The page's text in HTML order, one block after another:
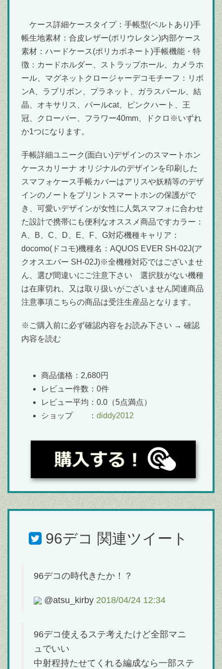
ケース詳細ケースタイプ：手帳型(ベルトあり)手
帳生地素材：合皮レザー(ポリウレタン)内部ケース
素材：ハードケース(ポリカボネート)手帳機能・特
徴：カードホルダー、ストラップホール、カメラホ
ール、マグネットクロージャーデコモチーフ：リボ
ンA、ラブリボン、プラネット、ガラスパール、結
晶、オキサリス、パールcat、ピンクハート、王
冠、クローバー、フラワー40mm、ドクロ※いずれ
か1つになります。
手帳詳細ユニーク(面白い)デザインのスマートホン
ケースカリーナ オリジナルのデザインを印刷した
スマフォケース手帳カバーはアリスや妖精等のデザ
インのノートをプリントスマートホンの保護がで
き、可愛いデザインが女性に人気スマフォに合わせ
た設計で携帯にも便利なオススメ商品ですカラー：
A、B、C、D、E、F、G対応機種キャリア：
docomo(ドコモ)機種名：AQUOS EVER SH-02J(ア
クオスエバー SH-02J)※全機種対応ではございませ
ん、選び間違いにご注意下さい 選択肢がない機種
は在庫切れ、又は取り扱いがございません関連商品
注意事項こちらの商品は受注生産品となります。
※ご購入前に必ず確認内容をお読み下さい → 確認
内容を読む
商品価格：2,680円
レビュー件数：0件
レビュー平均：0.0（5点満点）
ショップ ： diddy2012
96デコ 関連ツイート
96デコの時代きたか！？
@atsu_kirby 2018/04/24 12:34
96デコ使えるステ考えたけど全部マニ
ュでいい
中射程持たせてくれる編成なら一部ステ